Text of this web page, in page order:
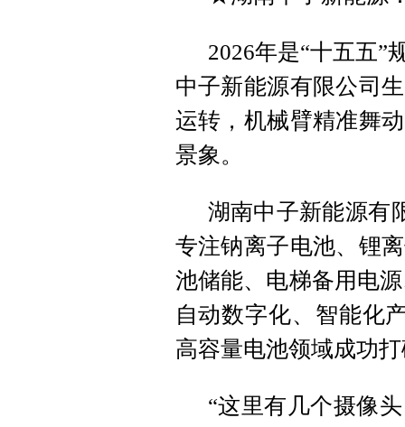
2026年是“十五五”
中子新能源有限公司
运转，机械臂精准舞
景象。
湖南中子新能源有
专注钠离子电池、锂
池储能、电梯备用电
自动数字化、智能化
高容量电池领域成功
“这里有几个摄像